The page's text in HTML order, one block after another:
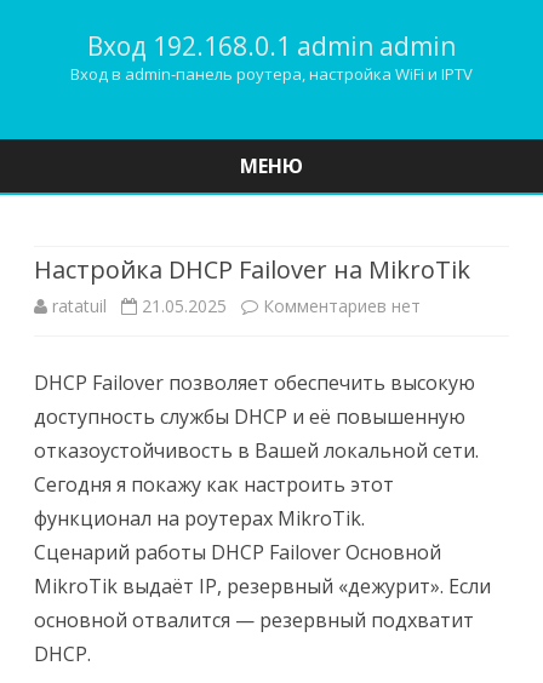
Вход 192.168.0.1 admin admin
Вход в admin-панель роутера, настройка WiFi и IPTV
МЕНЮ
Настройка DHCP Failover на MikroTik
ratatuil 21.05.2025 Комментариев к
Настройка
DHCP
MikroTik
нет
DHCP Failover позволяет обеспечить высокую
доступность службы DHCP и её повышенную
отказоустойчивость в Вашей локальной сети.
Сегодня я покажу как настроить этот
функционал на роутерах MikroTik.
Сценарий работы DHCP Failover Основной
MikroTik выдаёт IP, резервный «дежурит». Если
основной отвалится — резервный подхватит
DHCP.